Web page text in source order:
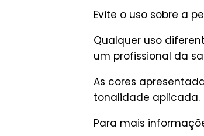
Evite o uso sobre a
Qualquer uso
um profissional da
As cores
tonalidade aplicada.
Para mais